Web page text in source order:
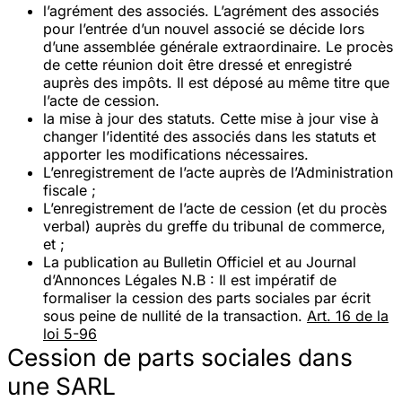
l’agrément des associés. L’agrément des associés
pour l’entrée d’un nouvel associé se décide lors
d’une assemblée générale extraordinaire. Le procès
de cette réunion doit être dressé et enregistré
auprès des impôts. Il est déposé au même titre que
l’acte de cession.
la mise à jour des statuts. Cette mise à jour vise à
changer l’identité des associés dans les statuts et
apporter les modifications nécessaires.
L’enregistrement de l’acte auprès de l’Administration
fiscale ;
L’enregistrement de l’acte de cession (et du procès
verbal) auprès du greffe du tribunal de commerce,
et ;
La publication au Bulletin Officiel et au Journal
d’Annonces Légales N.B : Il est impératif de
formaliser la cession des parts sociales par écrit
sous peine de nullité de la transaction. Art. 16 de la
loi 5-96
Cession de parts sociales dans
une SARL